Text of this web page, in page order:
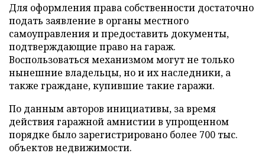
Для оформления права собственности достаточно
подать заявление в органы местного
самоуправления и предоставить документы,
подтверждающие право на гараж.
Воспользоваться механизмом могут не только
нынешние владельцы, но и их наследники, а
также граждане, купившие такие гаражи.
По данным авторов инициативы, за время
действия гаражной амнистии в упрощенном
порядке было зарегистрировано более 700 тыс.
объектов недвижимости.